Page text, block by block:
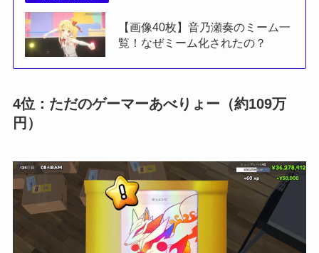
【画像40枚】音乃瀬奏のミーム一
覧！なぜミーム化されたの？
4位：ただのゲーマーあべりょー（約109万
円）